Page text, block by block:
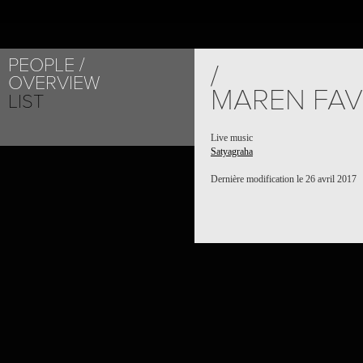
PEOPLE
OVERVIEW
LIST
/
MAREN
Live music
Satyagraha
Dernière modification le 26 avril 2017
PROJECT /
SATYAGRAHA